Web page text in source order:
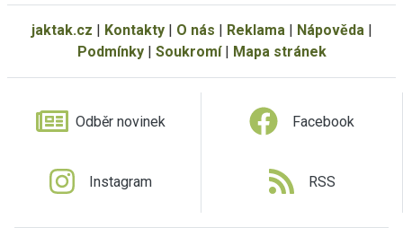
jaktak.cz | Kontakty| O nás | Reklama| Nápověda|
Podmínky| Soukromí| Mapa stránek
Odběr novinek Facebook
Instagram RSS